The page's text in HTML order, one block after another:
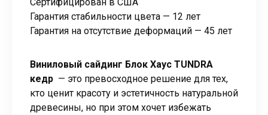
Гарантия стабильности цвета — 12 лет
Гарантия на отсутствие деформаций — 45 лет
Виниловый сайдинг Блок Хаус TUNDRA
кедр — это превосходное решение для тех,
кто ценит красоту и эстетичность натуральной
древесины, но при этом хочет избежать